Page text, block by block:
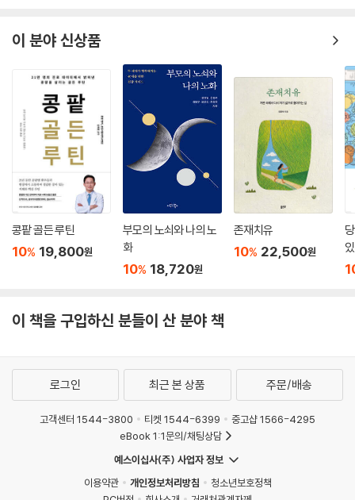
이 분야 신상품
콩팥 골든 루틴
10% 19,800원
부모의 노쇠와 나의 노
화
10% 18,720원
존재치유
10% 22,500원
이 책을 구입하신 분들이 산 분야 책
로그인 최근 본 상품 주문/배송
고객센터 1544-3800 티켓 1544-6399
중고샵 1566-4295
eBook 1:1문의/채팅상담
예스이십사(주) 사업자 정보
이용약관
개인정보처리방침
청소년보호정책